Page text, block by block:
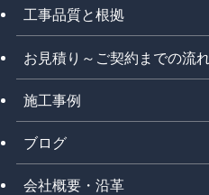
工事品質と根拠
お見積り～ご契約までの流れ
施工事例
ブログ
会社概要・沿革